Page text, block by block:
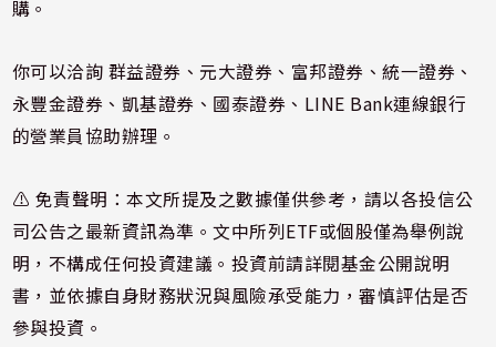
購。
你可以洽詢 群益證券、元大證券、富邦證券、統一證券、
永豐金證券、凱基證券、國泰證券、LINE Bank連線銀行
的營業員協助辦理。
⚠️ 免責聲明：本文所提及之數據僅供參考，請以各投信公
司公告之最新資訊為準。文中所列ETF或個股僅為舉例說
明，不構成任何投資建議。投資前請詳閱基金公開說明
書，並依據自身財務狀況與風險承受能力，審慎評估是否
參與投資。